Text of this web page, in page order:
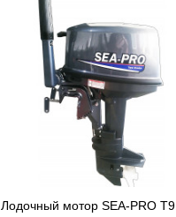
Лодочный мотор SEA-PRO